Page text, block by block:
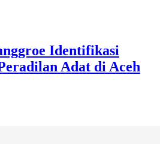
Identifikasi
Adat di Aceh